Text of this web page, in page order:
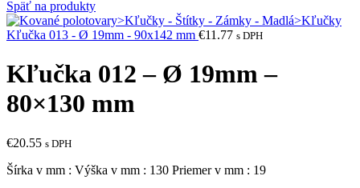
Späť na produkty
Kľučka 013 - Ø 19mm - 90x142 mm €11.77 s DPH
Kľučka 012 – Ø 19mm –
80×130 mm
€20.55 s DPH
Šírka v mm : Výška v mm : 130 Priemer v mm : 19